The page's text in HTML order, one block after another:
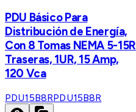
PDU Básico Para
Distribución de Energía,
Con 8 Tomas NEMA 5-15R
Traseras, 1UR, 15 Amp,
120 Vca
PDU15B8RPDU15B8R